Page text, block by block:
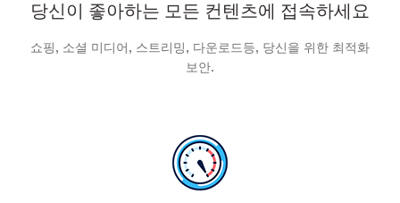
당신이 좋아하는 모든 컨텐츠에 접속하세요
쇼핑, 소셜 미디어, 스트리밍, 다운로드등, 당신을 위한 최적화
보안.